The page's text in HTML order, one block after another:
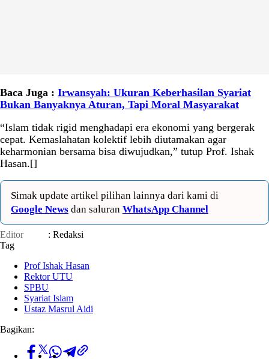
Baca Juga : Irwansyah: Ukuran Keberhasilan Syariat
Bukan Banyaknya Aturan, Tapi Moral Masyarakat
“Islam tidak rigid menghadapi era ekonomi yang bergerak
cepat. Kemaslahatan kolektif lebih diutamakan agar
keharmonian bersama bisa diwujudkan,” tutup Prof. Ishak
Hasan.[]
Simak update artikel pilihan lainnya dari kami di
Google News dan saluran WhatsApp Channel
Editor
: Redaksi
Tag
Prof Ishak Hasan
Rektor UTU
SPBU
Syariat Islam
Ustaz Masrul Aidi
Bagikan: